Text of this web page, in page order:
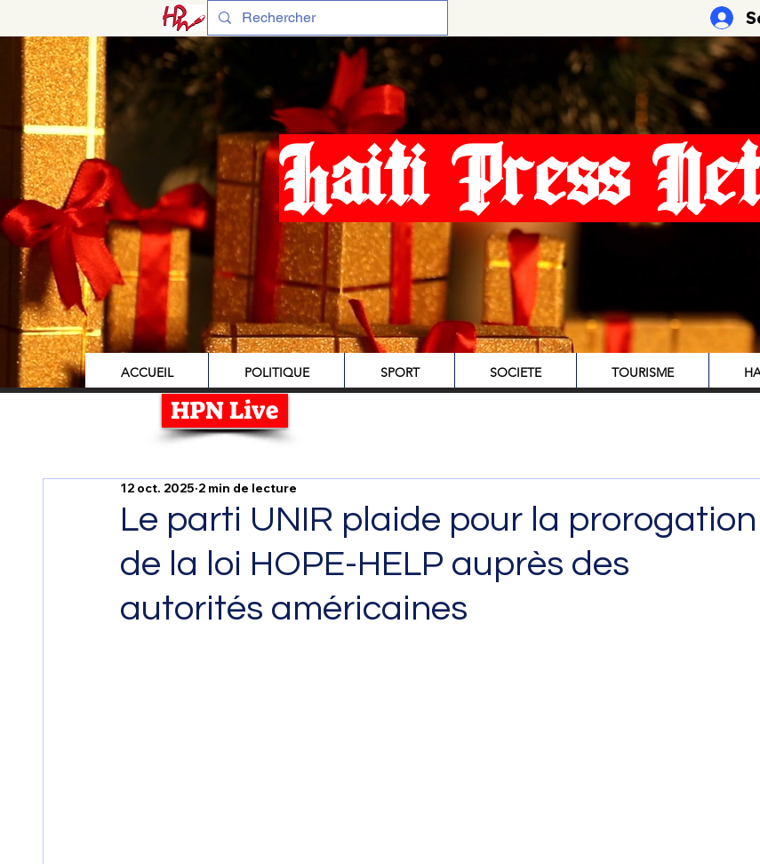
Haiti Press
ACCUEIL POLITIQUE SPORT SOCIETE TOURISME
HPN Live
Le parti UNIR plaide pour la prorogation
de la loi HOPE-HELP auprès des
autorités américaines
12 oct. 2025 2 min de lecture